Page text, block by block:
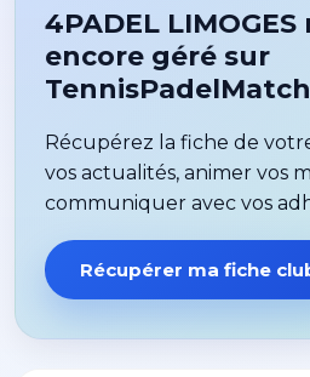
4PADEL
encore géré sur
Récupérez la fiche de
vos actualités, animer vos
communiquer avec vos
Récupérer ma fiche